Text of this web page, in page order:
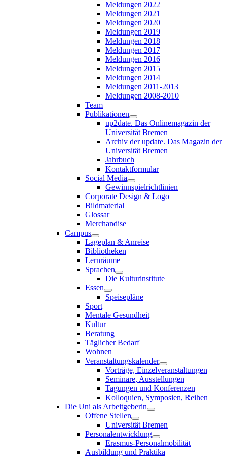
Meldungen 2022
Meldungen 2021
Meldungen 2020
Meldungen 2019
Meldungen 2018
Meldungen 2017
Meldungen 2016
Meldungen 2015
Meldungen 2014
Meldungen 2011-2013
Meldungen 2008-2010
Team
Publikationen
up2date. Das Onlinemagazin der
Universität Bremen
Archiv der update. Das Magazin der
Universität Bremen
Jahrbuch
Kontaktformular
Social Media
Gewinnspielrichtlinien
Corporate Design & Logo
Bildmaterial
Glossar
Merchandise
Campus
Lageplan & Anreise
Bibliotheken
Lernräume
Sprachen
Die Kulturinstitute
Essen
Speisepläne
Sport
Mentale Gesundheit
Kultur
Beratung
Täglicher Bedarf
Wohnen
Veranstaltungskalender
Vorträge, Einzelveranstaltungen
Seminare, Ausstellungen
Tagungen und Konferenzen
Kolloquien, Symposien, Reihen
Die Uni als Arbeitgeberin
Offene Stellen
Universität Bremen
Personalentwicklung
Erasmus-Personalmobilität
Ausbildung und Praktika